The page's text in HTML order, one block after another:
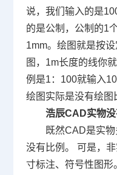
说，我们输入的是
的是公制，公制的1
1mm。绘图就是按
图， 1m长度的线你
例是1 ： 100就输入
绘图实际是没有绘图
浩辰CAD实物
既然CAD是实
没有比例。 可是，
寸标注、符号性图形